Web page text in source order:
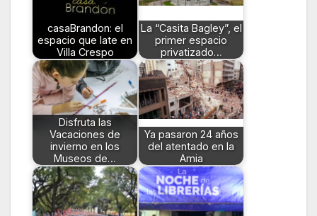
casaBrandon: el
espacio que late en
Villa Crespo
La “Casita Bagley”, el
primer espacio
privatizado…
Disfruta las
Vacaciones de
invierno en los
Museos de…
Ya pasaron 24 años
del atentado en la
Amia